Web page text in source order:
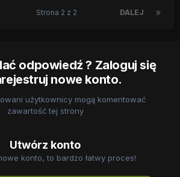
DALEJ
Strona 2 z 2
odpowiedź ? Zaloguj się
nowe konto.
użytkownicy mogą komentować
zawartość tej strony
Utwórz konto
konto, to bardzo łatwy proces!